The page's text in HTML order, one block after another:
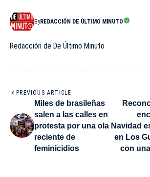
ByREDACCIÓN DE ÚLTIMO MINUTO
Redacción de De Último Minuto
PREVIOUS ARTICLE
Miles de brasileñas
salen a las calles en
protesta por una ola
reciente de
feminicidios
Navidad
en Los
con